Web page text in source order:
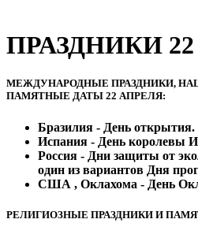
ПРАЗДНИКИ
МЕЖДУНАРОДНЫЕ ПРАЗДНИКИ,
ПАМЯТНЫЕ ДАТЫ 22 АПРЕЛЯ:
Бразилия - День открытия.
Испания - День королевы
Россия - Дни защиты от
один из вариантов Дня
США , Оклахома - День
РЕЛИГИОЗНЫЕ ПРАЗДНИКИ И